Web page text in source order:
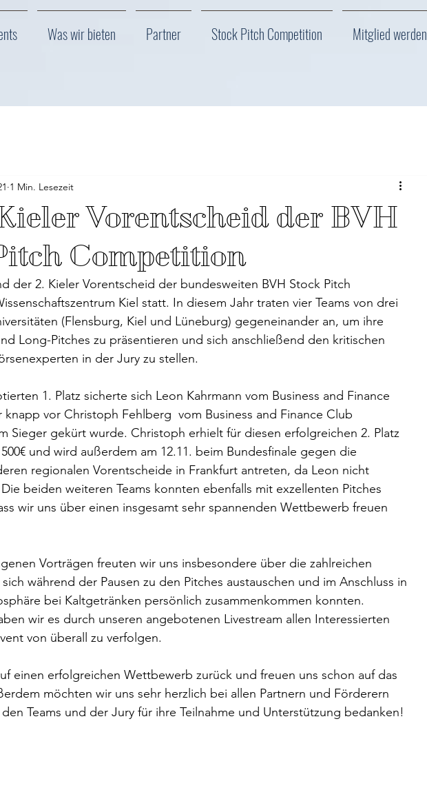
Was wir bieten Partner Stock Pitch Competition Mitglied werden
Vorentscheid der BVH
Competition
1 Min. Lesezeit
der 2. Kieler Vorentscheid der bundesweiten BVH Stock Pitch
Kiel statt. In diesem Jahr traten vier Teams von drei
(Flensburg, Kiel und Lüneburg) gegeneinander an, um ihre
Long-Pitches zu präsentieren und sich anschließend den kritischen
in der Jury zu stellen.
1. Platz sicherte sich Leon Kahrmann vom Business and Finance
knapp vor Christoph Fehlberg  vom Business and Finance Club
Sieger gekürt wurde. Christoph erhielt für diesen erfolgreichen 2. Platz
und wird außerdem am 12.11. beim Bundesfinale gegen die
regionalen Vorentscheide in Frankfurt antreten, da Leon nicht
beiden weiteren Teams konnten ebenfalls mit exzellenten Pitches
wir uns über einen insgesamt sehr spannenden Wettbewerb freuen
Vorträgen freuten wir uns insbesondere über die zahlreichen
während der Pausen zu den Pitches austauschen und im Anschluss in
bei Kaltgetränken persönlich zusammenkommen konnten.
wir es durch unseren angebotenen Livestream allen Interessierten
von überall zu verfolgen.
einen erfolgreichen Wettbewerb zurück und freuen uns schon auf das
möchten wir uns sehr herzlich bei allen Partnern und Förderern
Teams und der Jury für ihre Teilnahme und Unterstützung bedanken!